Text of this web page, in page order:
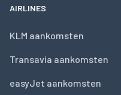
AIRLINES
KLM aankomsten
Transavia aankomsten
easyJet aankomsten